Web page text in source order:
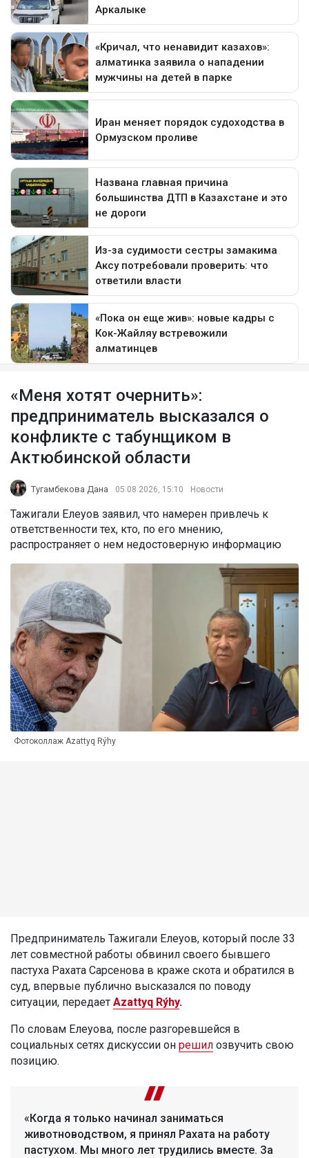
«Меня хотят очернить»:
предприниматель высказался о
конфликте с табунщиком в
Актюбинской области
Тугамбекова Дана 05.08.2026, 15:10 Новости
Тажигали Елеуов заявил, что намерен привлечь к
ответственности тех, кто, по его мнению,
распространяет о нем недостоверную информацию
Фотоколлаж Azattyq Rýhy
Предприниматель Тажигали Елеуов, который после 33
лет совместной работы обвинил своего бывшего
пастуха Рахата Сарсенова в краже скота и обратился в
суд, впервые публично высказался по поводу
ситуации, передает Azattyq Rýhy.
По словам Елеуова, после разгоревшейся в
социальных сетях дискуссии он решил озвучить свою
позицию.
«Когда я только начинал заниматься
животноводством, я принял Рахата на работу
пастухом. Мы много лет трудились вместе. За